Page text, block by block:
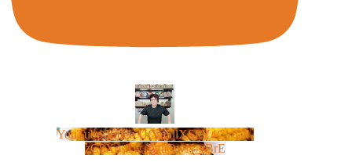
YouTube Video UCm5llXSLY4CyCX-
zC8XosTw_huaQwN_rBrE